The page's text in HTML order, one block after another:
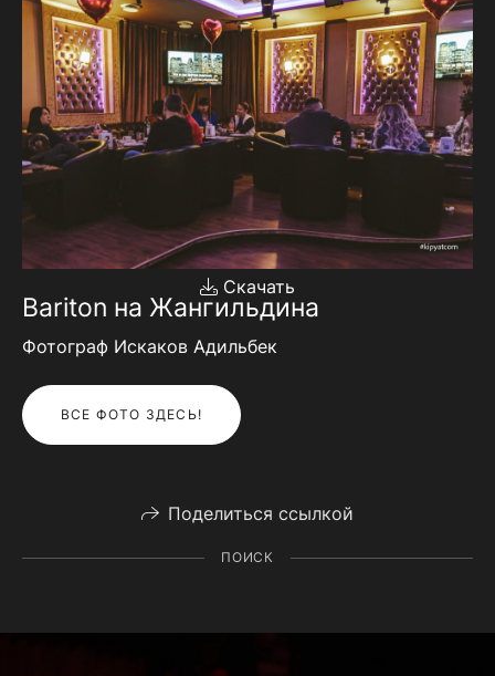
Скачать
Bariton на Жангильдина
Фотограф Искаков Адильбек
ВСЕ ФОТО ЗДЕСЬ!
Поделиться ссылкой
ПОИСК